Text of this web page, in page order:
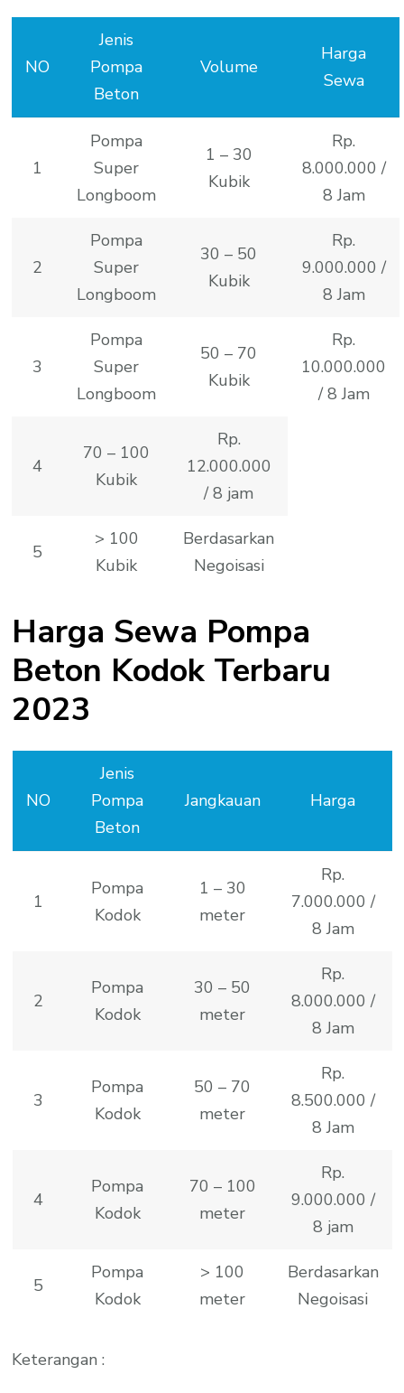
NO
Jenis
Pompa
Beton
Volume
Harga
Sewa
1
Pompa
Super
Longboom
1 – 30
Kubik
Rp.
8.000.000 /
8 Jam
2
Pompa
Super
Longboom
30 – 50
Kubik
Rp.
9.000.000 /
8 Jam
3
Pompa
Super
Longboom
50 – 70
Kubik
Rp.
10.000.000
/ 8 Jam
4
70 – 100
Kubik
Rp.
12.000.000
/ 8 jam
5
> 100
Kubik
Berdasarkan
Negoisasi
Harga Sewa Pompa
Beton Kodok Terbaru
2023
NO
Jenis
Pompa
Beton
Jangkauan Harga
1
Pompa
Kodok
1 – 30
meter
Rp.
7.000.000 /
8 Jam
2
Pompa
Kodok
30 – 50
meter
Rp.
8.000.000 /
8 Jam
3
Pompa
Kodok
50 – 70
meter
Rp.
8.500.000 /
8 Jam
4
Pompa
Kodok
70 – 100
meter
Rp.
9.000.000 /
8 jam
5
Pompa
Kodok
> 100
meter
Berdasarkan
Negoisasi
Keterangan :